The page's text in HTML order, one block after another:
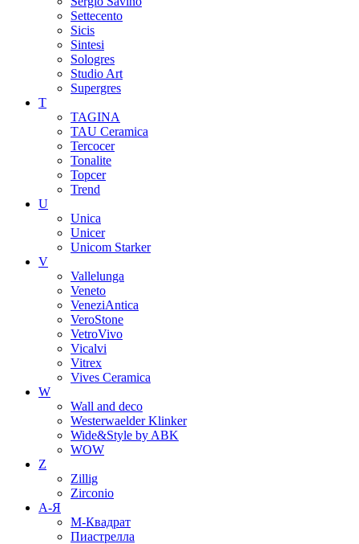
Settecento
Sicis
Sintesi
Sologres
Studio Art
Supergres
T
TAGINA
TAU Ceramica
Tercocer
Tonalite
Topcer
Trend
U
Unica
Unicer
Unicom Starker
V
Vallelunga
Veneto
VeneziAntica
VeroStone
VetroVivo
Vicalvi
Vitrex
Vives Ceramica
W
Wall and deco
Westerwaelder Klinker
Wide&Style by ABK
WOW
Z
Zillig
Zirconio
А-Я
М-Квадрат
Пиастрелла